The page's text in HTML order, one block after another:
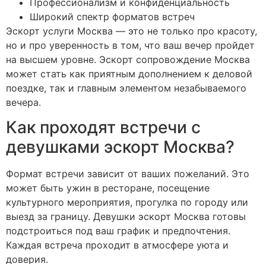
Широкий спектр форматов встреч
Эскорт услуги Москва — это не только про красоту,
но и про уверенность в том, что ваш вечер пройдет
на высшем уровне. Эскорт сопровождение Москва
может стать как приятным дополнением к деловой
поездке, так и главным элементом незабываемого
вечера.
Как проходят встречи с
девушками эскорт Москва?
Формат встречи зависит от ваших пожеланий. Это
может быть ужин в ресторане, посещение
культурного мероприятия, прогулка по городу или
выезд за границу. Девушки эскорт Москва готовы
подстроиться под ваш график и предпочтения.
Каждая встреча проходит в атмосфере уюта и
доверия.